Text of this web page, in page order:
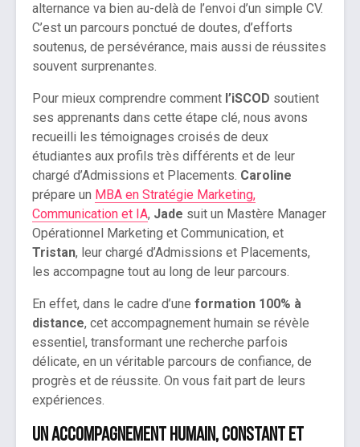
alternance va bien au-delà de l’envoi d’un simple CV.
C’est un parcours ponctué de doutes, d’efforts
soutenus, de persévérance, mais aussi de réussites
souvent surprenantes.
Pour mieux comprendre comment l’iSCOD soutient
ses apprenants dans cette étape clé, nous avons
recueilli les témoignages croisés de deux
étudiantes aux profils très différents et de leur
chargé d’Admissions et Placements. Caroline
prépare un MBA en Stratégie Marketing,
Communication et IA, Jade suit un Mastère Manager
Opérationnel Marketing et Communication, et
Tristan, leur chargé d’Admissions et Placements,
les accompagne tout au long de leur parcours.
En effet, dans le cadre d’une formation 100% à
distance, cet accompagnement humain se révèle
essentiel, transformant une recherche parfois
délicate, en un véritable parcours de confiance, de
progrès et de réussite. On vous fait part de leurs
expériences.
Un accompagnement humain, constant et